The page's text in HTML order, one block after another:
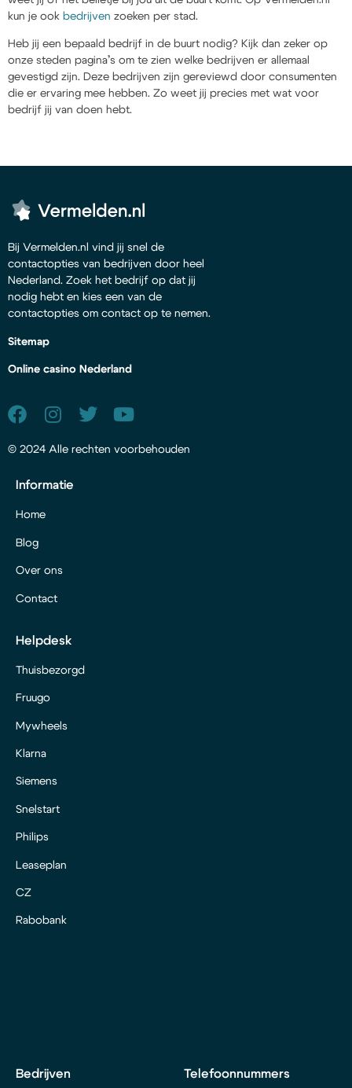
kun je ook bedrijven zoeken per stad.
Heb jij een bepaald bedrijf in de buurt nodig? Kijk dan zeker op
onze steden pagina’s om te zien welke bedrijven er allemaal
gevestigd zijn. Deze bedrijven zijn gereviewd door consumenten
die er ervaring mee hebben. Zo weet jij precies met wat voor
bedrijf jij van doen hebt.
Bij Vermelden.nl vind jij snel de
contactopties van bedrijven door heel
Nederland. Zoek het bedrijf op dat jij
nodig hebt en kies een van de
contactopties om contact op te nemen.
Sitemap
Online casino Nederland
© 2024 Alle rechten voorbehouden
Informatie
Home
Blog
Over ons
Contact
Helpdesk
Thuisbezorgd
Fruugo
Mywheels
Klarna
Siemens
Snelstart
Philips
Leaseplan
CZ
Rabobank
Bedrijven Telefoonnummers